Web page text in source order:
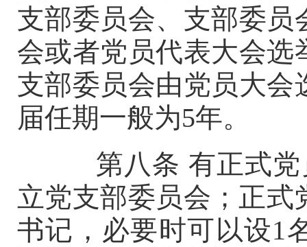
支部委员会、支部委
会或者党员代表大会
支部委员会由党员大
届任期一般为5年。
第八条 有正式
立党支部委员会；正式
书记，必要时可以设1